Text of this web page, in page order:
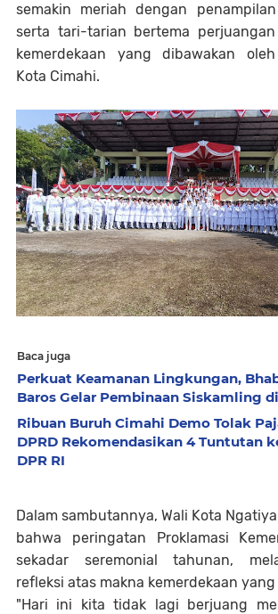
semakin meriah dengan
serta tari-tarian bertema
kemerdekaan yang dibawakan
Kota Cimahi.
Baca juga
Perkuat Keamanan Lingkungan,
Baros Gelar Pembinaan Siskamling
Ribuan Buruh Cimahi Demo Tolak
DPRD Rekomendasikan 4 Tuntutan
DPR RI
Dalam sambutannya, Wali Kota
bahwa peringatan Proklamasi
sekadar seremonial tahunan,
refleksi atas makna kemerdekaan
"Hari ini kita tidak lagi berjuang